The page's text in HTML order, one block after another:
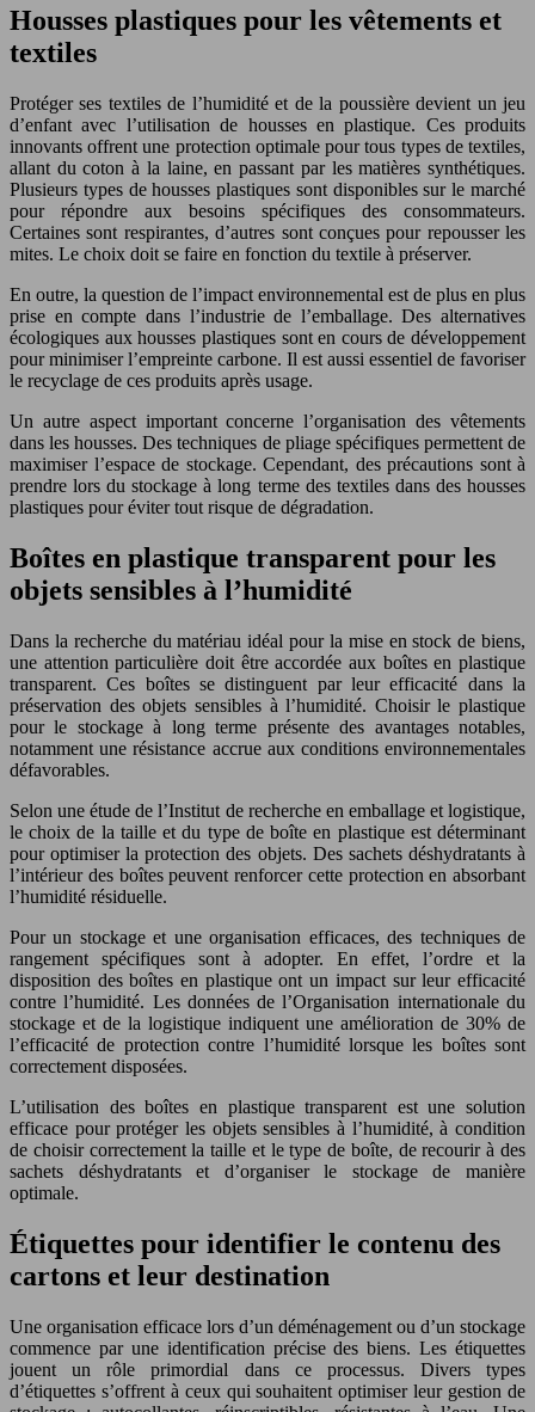
Housses plastiques pour les vêtements et
textiles
Protéger ses textiles de l’humidité et de la poussière devient un jeu
d’enfant avec l’utilisation de housses en plastique. Ces produits
innovants offrent une protection optimale pour tous types de textiles,
allant du coton à la laine, en passant par les matières synthétiques.
Plusieurs types de housses plastiques sont disponibles sur le marché
pour répondre aux besoins spécifiques des consommateurs.
Certaines sont respirantes, d’autres sont conçues pour repousser les
mites. Le choix doit se faire en fonction du textile à préserver.
En outre, la question de l’impact environnemental est de plus en plus
prise en compte dans l’industrie de l’emballage. Des alternatives
écologiques aux housses plastiques sont en cours de développement
pour minimiser l’empreinte carbone. Il est aussi essentiel de favoriser
le recyclage de ces produits après usage.
Un autre aspect important concerne l’organisation des vêtements
dans les housses. Des techniques de pliage spécifiques permettent de
maximiser l’espace de stockage. Cependant, des précautions sont à
prendre lors du stockage à long terme des textiles dans des housses
plastiques pour éviter tout risque de dégradation.
Boîtes en plastique transparent pour les
objets sensibles à l’humidité
Dans la recherche du matériau idéal pour la mise en stock de biens,
une attention particulière doit être accordée aux boîtes en plastique
transparent. Ces boîtes se distinguent par leur efficacité dans la
préservation des objets sensibles à l’humidité. Choisir le plastique
pour le stockage à long terme présente des avantages notables,
notamment une résistance accrue aux conditions environnementales
défavorables.
Selon une étude de l’Institut de recherche en emballage et logistique,
le choix de la taille et du type de boîte en plastique est déterminant
pour optimiser la protection des objets. Des sachets déshydratants à
l’intérieur des boîtes peuvent renforcer cette protection en absorbant
l’humidité résiduelle.
Pour un stockage et une organisation efficaces, des techniques de
rangement spécifiques sont à adopter. En effet, l’ordre et la
disposition des boîtes en plastique ont un impact sur leur efficacité
contre l’humidité. Les données de l’Organisation internationale du
stockage et de la logistique indiquent une amélioration de 30% de
l’efficacité de protection contre l’humidité lorsque les boîtes sont
correctement disposées.
L’utilisation des boîtes en plastique transparent est une solution
efficace pour protéger les objets sensibles à l’humidité, à condition
de choisir correctement la taille et le type de boîte, de recourir à des
sachets déshydratants et d’organiser le stockage de manière
optimale.
Étiquettes pour identifier le contenu des
cartons et leur destination
Une organisation efficace lors d’un déménagement ou d’un stockage
commence par une identification précise des biens. Les étiquettes
jouent un rôle primordial dans ce processus. Divers types
d’étiquettes s’offrent à ceux qui souhaitent optimiser leur gestion de